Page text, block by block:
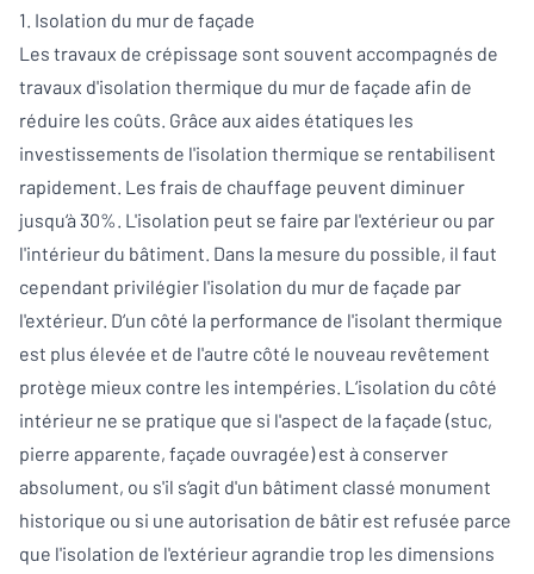
1. Isolation du mur de façade
Les travaux de crépissage sont souvent accompagnés de
travaux d'isolation thermique du mur de façade afin de
réduire les coûts. Grâce aux aides étatiques les
investissements de l'isolation thermique se rentabilisent
rapidement. Les frais de chauffage peuvent diminuer
jusqu‘à 30%. L'isolation peut se faire par l'extérieur ou par
l'intérieur du bâtiment. Dans la mesure du possible, il faut
cependant privilégier l'isolation du mur de façade par
l'extérieur. D‘un côté la performance de l'isolant thermique
est plus élevée et de l'autre côté le nouveau revêtement
protège mieux contre les intempéries. L‘isolation du côté
intérieur ne se pratique que si l'aspect de la façade (stuc,
pierre apparente, façade ouvragée) est à conserver
absolument, ou s'il s‘agit d'un bâtiment classé monument
historique ou si une autorisation de bâtir est refusée parce
que l'isolation de l'extérieur agrandie trop les dimensions